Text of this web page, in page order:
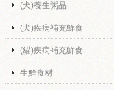
(犬)養生粥品
(犬)疾病補充鮮食
(貓)疾病補充鮮食
生鮮食材